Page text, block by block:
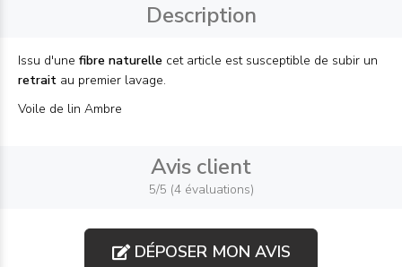
Description
Issu d'une fibre naturelle cet article est susceptible de subir un
retrait au premier lavage.
Voile de lin Ambre
Avis client
5/5 (4 évaluations)
DÉPOSER MON AVIS